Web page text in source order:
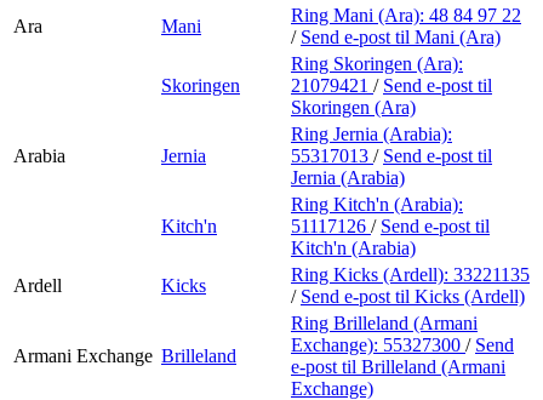
Ara
Mani
Ring Mani (Ara): 48 84 97 22
/ Send e-post til Mani (Ara)
Skoringen
Ring Skoringen (Ara):
21079421 / Send e-post til
Skoringen (Ara)
Arabia Jernia
Ring Jernia (Arabia):
55317013 / Send e-post til
Jernia (Arabia)
Kitch'n
Ring Kitch'n (Arabia):
51117126 / Send e-post til
Kitch'n (Arabia)
Ardell
Kicks
Ring Kicks (Ardell): 33221135
/ Send e-post til Kicks (Ardell)
Armani Exchange Brilleland
Ring Brilleland (Armani
Exchange): 55327300 / Send
e-post til Brilleland (Armani
Exchange)